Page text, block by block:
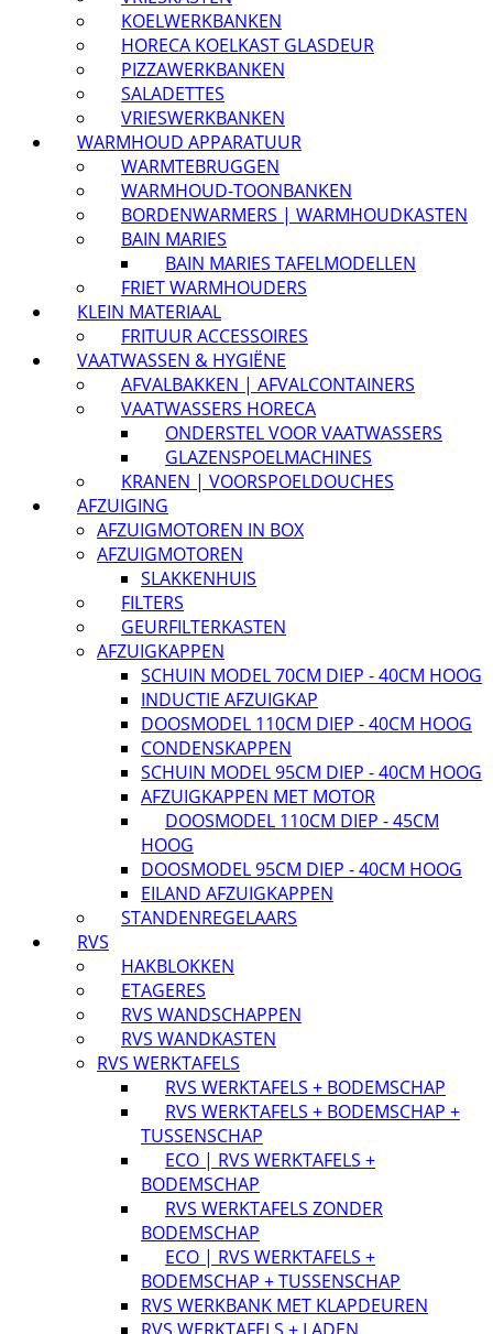
KOELWERKBANKEN
HORECA KOELKAST GLASDEUR
PIZZAWERKBANKEN
SALADETTES
VRIESWERKBANKEN
WARMHOUD APPARATUUR
WARMTEBRUGGEN
WARMHOUD-TOONBANKEN
BORDENWARMERS | WARMHOUDKASTEN
BAIN MARIES
BAIN MARIES TAFELMODELLEN
FRIET WARMHOUDERS
KLEIN MATERIAAL
FRITUUR ACCESSOIRES
VAATWASSEN & HYGIËNE
AFVALBAKKEN | AFVALCONTAINERS
VAATWASSERS HORECA
ONDERSTEL VOOR VAATWASSERS
GLAZENSPOELMACHINES
KRANEN | VOORSPOELDOUCHES
AFZUIGING
AFZUIGMOTOREN IN BOX
AFZUIGMOTOREN
SLAKKENHUIS
FILTERS
GEURFILTERKASTEN
AFZUIGKAPPEN
SCHUIN MODEL 70CM DIEP - 40CM HOOG
INDUCTIE AFZUIGKAP
DOOSMODEL 110CM DIEP - 40CM HOOG
CONDENSKAPPEN
SCHUIN MODEL 95CM DIEP - 40CM HOOG
AFZUIGKAPPEN MET MOTOR
DOOSMODEL 110CM DIEP - 45CM
HOOG
DOOSMODEL 95CM DIEP - 40CM HOOG
EILAND AFZUIGKAPPEN
STANDENREGELAARS
RVS
HAKBLOKKEN
ETAGERES
RVS WANDSCHAPPEN
RVS WANDKASTEN
RVS WERKTAFELS
RVS WERKTAFELS + BODEMSCHAP
RVS WERKTAFELS + BODEMSCHAP +
TUSSENSCHAP
ECO | RVS WERKTAFELS +
BODEMSCHAP
RVS WERKTAFELS ZONDER
BODEMSCHAP
ECO | RVS WERKTAFELS +
BODEMSCHAP + TUSSENSCHAP
RVS WERKBANK MET KLAPDEUREN